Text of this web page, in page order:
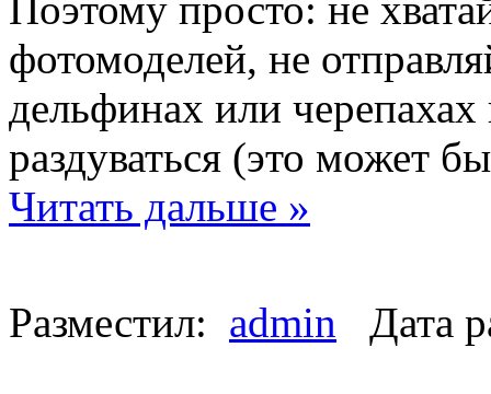
фотомоделей, не
дельфинах или
раздуваться (это может
Читать дальше »
Разместил: admin Дата